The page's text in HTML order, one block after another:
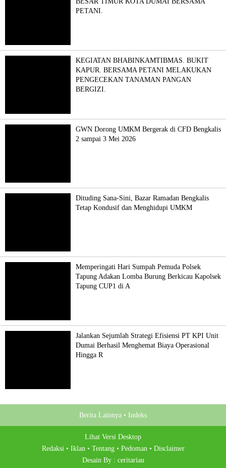
PETANI.
KEGIATAN BHABINKAMTIBMAS. BUKIT
KAPUR. BERSAMA PETANI MELAKUKAN
PENGECEKAN TANAMAN PANGAN
BERGIZI.
GWN Dorong UMKM Bergerak di CFD Bengkalis
2 sampai 3 Mei 2026
Dituding Sana-Sini, Bazar Ramadan Bengkalis
Tetap Kondusif dan Menghidupi UMKM
Memperingati Hari Sumpah Pemuda Polsek
Tapung Adakan Lomba Burung Berkicau Kapolsek
Tapung CUP1 di A
Jalankan Sejumlah Strategi Efisiensi PT KPI Unit
Dumai Berhasil Menghemat Biaya Operasional
Hingga R
Berita Lainnya • Indeks
Lihat Versi Desktop
Redaksi • Iklan • Tentang • Pedoman • Disclaimer
Desain By : ceritariau